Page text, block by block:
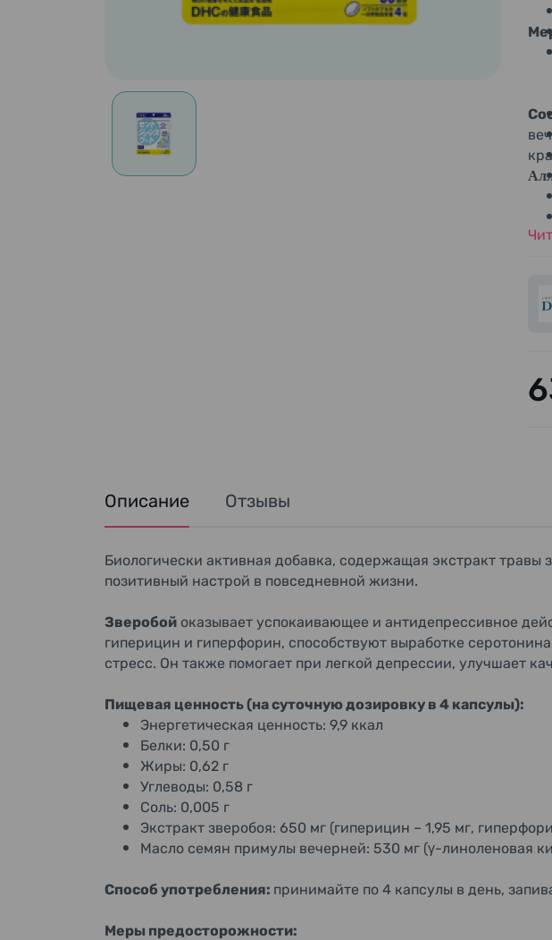
Описание Отзывы
Биологически активная добавка, содержащая экстракт
позитивный настрой в повседневной жизни.
Зверобой оказывает успокаивающее и антидепрессивное
гиперицин и гиперфорин, способствуют выработке
стресс. Он также помогает при легкой депрессии, улучшает
Пищевая ценность (на суточную дозировку в 4 капсулы):
Энергетическая ценность: 9,9 ккал
Белки: 0,50 г
Жиры: 0,62 г
Углеводы: 0,58 г
Соль: 0,005 г
Экстракт зверобоя: 650 мг (гиперицин – 1,95 мг,
Масло семян примулы вечерней: 530 мг (γ-линоленовая
Способ употребления: принимайте по 4 капсулы в день,
Меры предосторожности: